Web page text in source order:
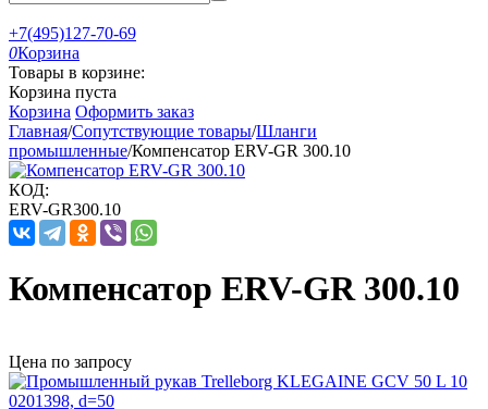
+7(495)127-70-69
0Корзина
Товары в корзине:
Корзина пуста
Корзина Оформить заказ
Главная/Сопутствующие товары/Шланги
промышленные/Компенсатор ERV-GR 300.10
КОД:
ERV-GR300.10
Компенсатор ERV-GR 300.10
Цена по запросу